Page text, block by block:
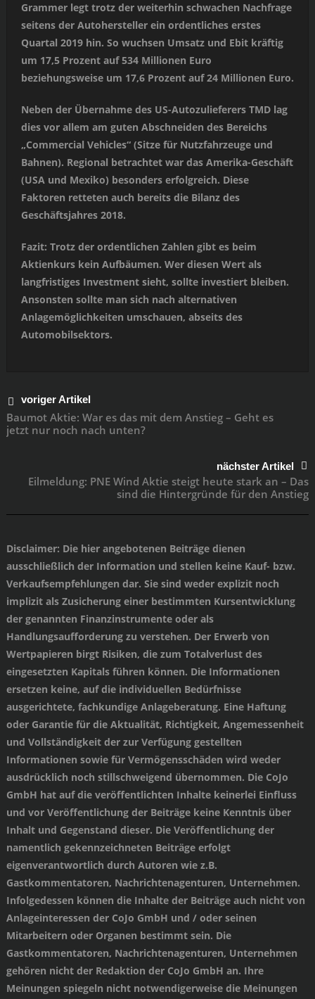
Grammer legt trotz der weiterhin schwachen Nachfrage
seitens der Autohersteller ein ordentliches erstes
Quartal 2019 hin. So wuchsen Umsatz und Ebit kräftig
um 17,5 Prozent auf 534 Millionen Euro
beziehungsweise um 17,6 Prozent auf 24 Millionen Euro.
Neben der Übernahme des US-Autozulieferers TMD lag
dies vor allem am guten Abschneiden des Bereichs
„Commercial Vehicles“ (Sitze für Nutzfahrzeuge und
Bahnen). Regional betrachtet war das Amerika-Geschäft
(USA und Mexiko) besonders erfolgreich. Diese
Faktoren retteten auch bereits die Bilanz des
Geschäftsjahres 2018.
Fazit: Trotz der ordentlichen Zahlen gibt es beim
Aktienkurs kein Aufbäumen. Wer diesen Wert als
langfristiges Investment sieht, sollte investiert bleiben.
Ansonsten sollte man sich nach alternativen
Anlagemöglichkeiten umschauen, abseits des
Automobilsektors.
voriger Artikel
Baumot Aktie: War es das mit dem Anstieg – Geht es
jetzt nur noch nach unten?
nächster Artikel
Eilmeldung: PNE Wind Aktie steigt heute stark an – Das
sind die Hintergründe für den Anstieg
Disclaimer: Die hier angebotenen Beiträge dienen
ausschließlich der Information und stellen keine Kauf- bzw.
Verkaufsempfehlungen dar. Sie sind weder explizit noch
implizit als Zusicherung einer bestimmten Kursentwicklung
der genannten Finanzinstrumente oder als
Handlungsaufforderung zu verstehen. Der Erwerb von
Wertpapieren birgt Risiken, die zum Totalverlust des
eingesetzten Kapitals führen können. Die Informationen
ersetzen keine, auf die individuellen Bedürfnisse
ausgerichtete, fachkundige Anlageberatung. Eine Haftung
oder Garantie für die Aktualität, Richtigkeit, Angemessenheit
und Vollständigkeit der zur Verfügung gestellten
Informationen sowie für Vermögensschäden wird weder
ausdrücklich noch stillschweigend übernommen. Die CoJo
GmbH hat auf die veröffentlichten Inhalte keinerlei Einfluss
und vor Veröffentlichung der Beiträge keine Kenntnis über
Inhalt und Gegenstand dieser. Die Veröffentlichung der
namentlich gekennzeichneten Beiträge erfolgt
eigenverantwortlich durch Autoren wie z.B.
Gastkommentatoren, Nachrichtenagenturen, Unternehmen.
Infolgedessen können die Inhalte der Beiträge auch nicht von
Anlageinteressen der CoJo GmbH und / oder seinen
Mitarbeitern oder Organen bestimmt sein. Die
Gastkommentatoren, Nachrichtenagenturen, Unternehmen
gehören nicht der Redaktion der CoJo GmbH an. Ihre
Meinungen spiegeln nicht notwendigerweise die Meinungen